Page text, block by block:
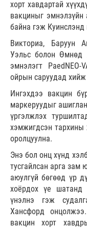
хорт хавдартай
вакциныг
байна гэж
Викториа, Баруун
Уэльс болон Өмнөд
эмнэлэгт
ойрын саруудад хийж
Ингэхдээ вакцин
маркеруудыг
үргэлжлэх
хэмжигдсэн тархины
оролцуулна.
Энэ бол онц хүнд
тусгайлсан арга
аюулгүй бөгөөд үр
хоёрдох үе шатанд
үнэлнэ гэж
Хансфорд
вакцин хорт